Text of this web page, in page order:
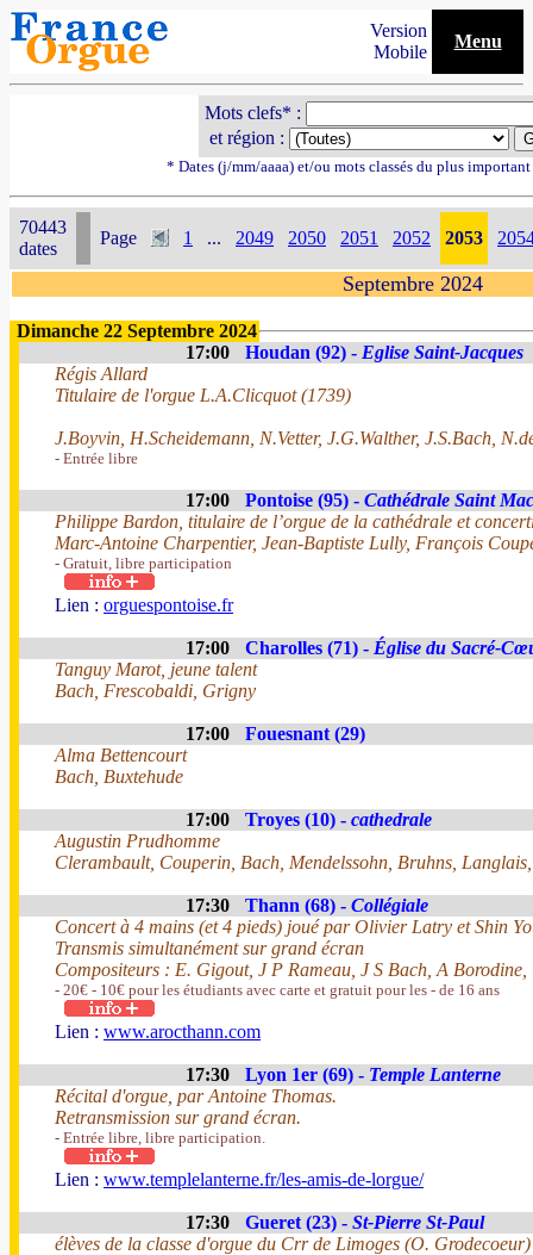
Version
Mobile
Menu
Mots clefs* :
et région :
* Dates (j/mm/aaaa) et/ou mots classés du plus
70443
dates
Page 1 ... 2049 2050 2051 2052 2053
Septembre 2024
Dimanche 22 Septembre 2024
17:00
Houdan (92) - Eglise Saint-Jacques
Régis Allard
Titulaire de l'orgue L.A.Clicquot (1739)
J.Boyvin, H.Scheidemann, N.Vetter, J.G.Walther, J.S.Bach,
- Entrée libre
17:00 Pontoise (95) - Cathédrale Saint
Philippe Bardon, titulaire de l’orgue de la cathédrale et
Marc-Antoine Charpentier, Jean-Baptiste Lully, François
- Gratuit, libre participation
Lien : orguespontoise.fr
17:00 Charolles (71) - Église du Sacré-
Tanguy Marot, jeune talent
Bach, Frescobaldi, Grigny
17:00
Fouesnant (29)
Alma Bettencourt
Bach, Buxtehude
17:00 Troyes (10) - cathedrale
Augustin Prudhomme
Clerambault, Couperin, Bach, Mendelssohn, Bruhns,
17:30 Thann (68) - Collégiale
Concert à 4 mains (et 4 pieds) joué par Olivier Latry et Shin
Transmis simultanément sur grand écran
Compositeurs : E. Gigout, J P Rameau, J S Bach, A
- 20€ - 10€ pour les étudiants avec carte et gratuit pour les - de 16 ans
Lien : www.arocthann.com
17:30 Lyon 1er (69) - Temple Lanterne
Récital d'orgue, par Antoine Thomas.
Retransmission sur grand écran.
- Entrée libre, libre participation.
Lien : www.templelanterne.fr/les-amis-de-lorgue/
17:30 Gueret (23) - St-Pierre St-Paul
élèves de la classe d'orgue du Crr de Limoges (O. Grodecoeur)